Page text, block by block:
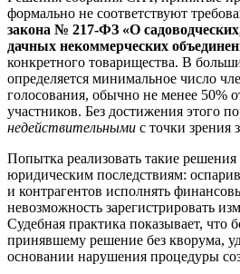
формально не соответствуют
закона № 217-ФЗ «О
дачных некоммерческих
конкретного товарищества. В
определяется минимальное число
голосования, обычно не менее 50%
участников. Без достижения этого
недействительными с точки зрения
Попытка реализовать такие
юридическим последствиям:
и контрагентов исполнять
невозможность зарегистрировать
Судебная практика показывает, что
принявшему решение без кворума,
основании нарушения процедуры